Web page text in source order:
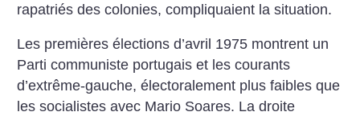
rapatriés des colonies, compliquaient la situation.
Les premières élections d’avril 1975 montrent un
Parti communiste portugais et les courants
d’extrême-gauche, électoralement plus faibles que
les socialistes avec Mario Soares. La droite